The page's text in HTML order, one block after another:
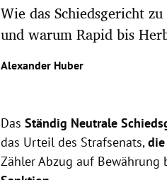
Wie das Schiedsgericht
und warum Rapid bis
Alexander Huber
Das Ständig Neutrale
das Urteil des Strafsenats,
Zähler Abzug auf Bewährung